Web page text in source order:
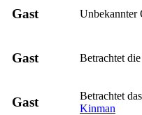
Gast Unbekannter
Gast Betrachtet
Gast
Betrachtet
Kinman